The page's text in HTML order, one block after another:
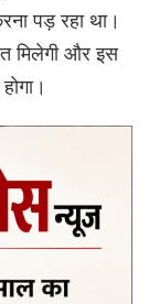
पड़ रहा था।
मिलेगी और इस